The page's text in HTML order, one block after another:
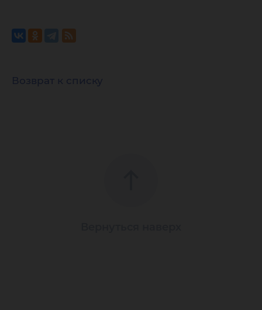
Возврат к списку